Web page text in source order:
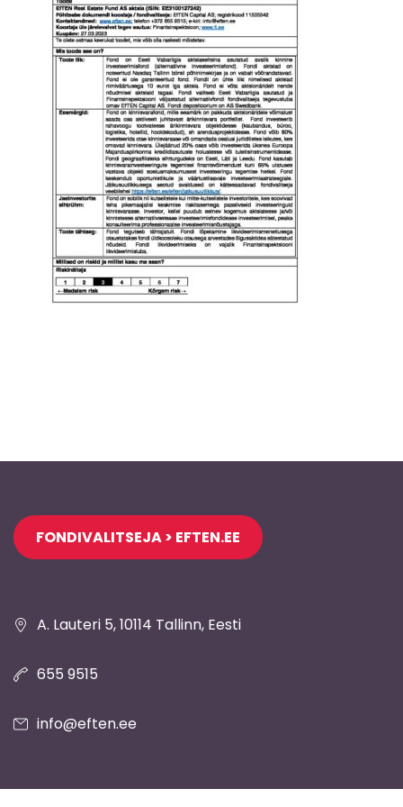
Jaluse
navigatsioon
A. Lauteri 5, 10114 Tallinn, Eesti
FONDIVALITSEJA > EFTEN.EE
655 9515
info@eften.ee